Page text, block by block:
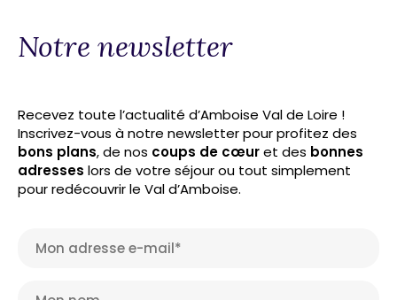
Notre newsletter
Recevez toute l’actualité d’Amboise Val de Loire !
Inscrivez-vous à notre newsletter pour profitez des
bons plans, de nos coups de cœuret des bonnes
adresses lors de votre séjour ou tout simplement
pour redécouvrir le Val d’Amboise.